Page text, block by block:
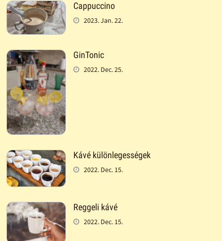
Cappuccino
2023. Jan. 22.
GinTonic
2022. Dec. 25.
Kávé különlegességek
2022. Dec. 15.
Reggeli kávé
2022. Dec. 15.